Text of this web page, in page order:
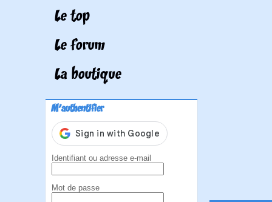
Le top
Le forum
La boutique
M'authentifier
Identifiant ou adresse e-mail
Mot de passe